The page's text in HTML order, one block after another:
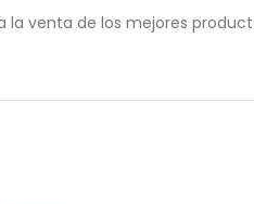
la venta de los mejores